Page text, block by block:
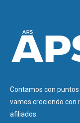
Contamos con
vamos creciendo con
afiliados.